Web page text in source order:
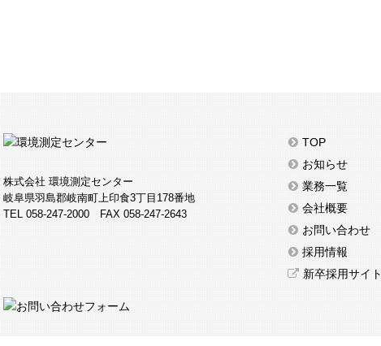
株式会社 環境測定センター
岐阜県羽島郡岐南町上印食3丁目178番地
TEL 058-247-2000 FAX 058-247-2643
TOP
お知らせ
業務一覧
会社概要
お問い合わせ
採用情報
新卒採用サイト